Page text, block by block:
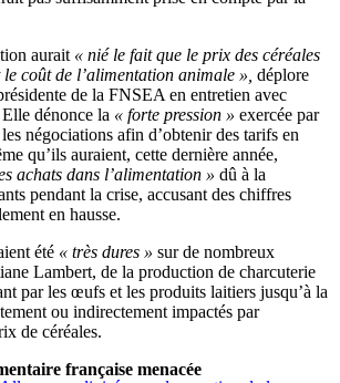
aurait « nié le fait que le prix des céréales
coût de l’alimentation animale », déplore
de la FNSEA en entretien avec
Elle dénonce la « forte pression » exercée par
négociations afin d’obtenir des tarifs en
qu’ils auraient, cette dernière année,
achats dans l’alimentation » dû à la
pendant la crise, accusant des chiffres
en hausse.
été « très dures » sur de nombreux
Lambert, de la production de charcuterie
par les œufs et les produits laitiers jusqu’à la
ou indirectement impactés par
de céréales.
française menacée